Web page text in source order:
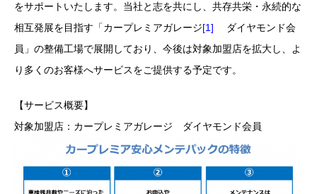
をサポートいたします。当社と志を共にし、共存共栄・永続的な
相互発展を目指す「カープレミアガレージ[1]
ダイヤモンド会
員」の整備工場で展開しており、今後は対象加盟店を拡大し、よ
り多くのお客様へサービスをご提供する予定です。
【サービス概要】
対象加盟店：カープレミアガレージ ダイヤモンド会員